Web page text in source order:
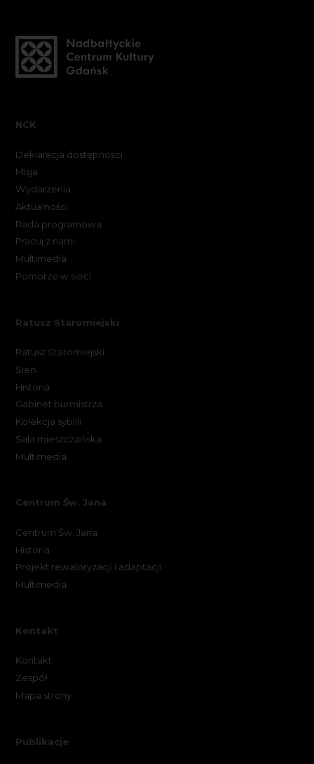
NCK
Deklaracja dostępności
Misja
Wydarzenia
Aktualności
Rada programowa
Pracuj z nami
Multimedia
Pomorze w sieci
Ratusz Staromiejski
Ratusz Staromiejski
Sień
Historia
Gabinet burmistrza
Kolekcja sybilli
Sala mieszczańska
Multimedia
Centrum Św. Jana
Centrum Św. Jana
Historia
Projekt rewaloryzacji i adaptacji
Multimedia
Kontakt
Kontakt
Zespół
Mapa strony
Publikacje